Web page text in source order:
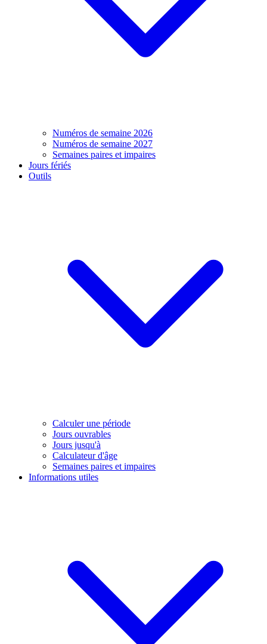
Numéros de semaine 2026
Numéros de semaine 2027
Semaines paires et impaires
Jours fériés
Outils
Calculer une période
Jours ouvrables
Jours jusqu'à
Calculateur d'âge
Semaines paires et impaires
Informations utiles